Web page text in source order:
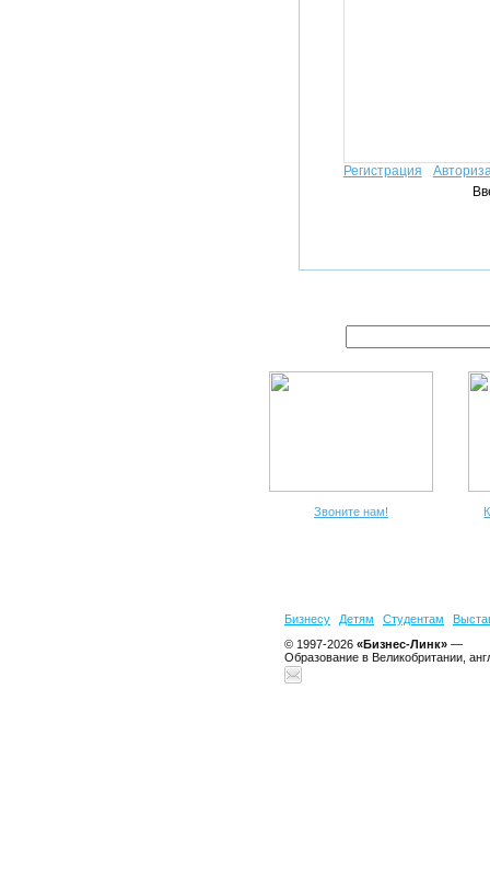
Регистрация
Звоните нам!
Бизнесу Детям Студентам
© 1997-2026 «Бизнес-Линк» —
Образование в Великобритании,